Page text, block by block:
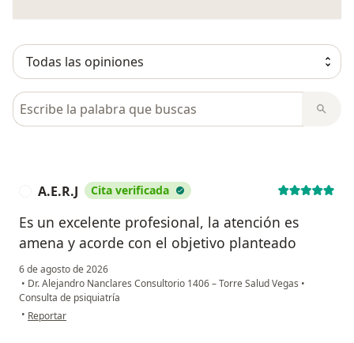
Busca en opiniones
A.E.R.J Cita verificada
Es un excelente profesional, la atención es
amena y acorde con el objetivo planteado
6 de agosto de 2026
• Dr. Alejandro Nanclares Consultorio 1406 – Torre Salud Vegas •
Consulta de psiquiatría
• en opinión del usuario A.E.R.J
Reportar